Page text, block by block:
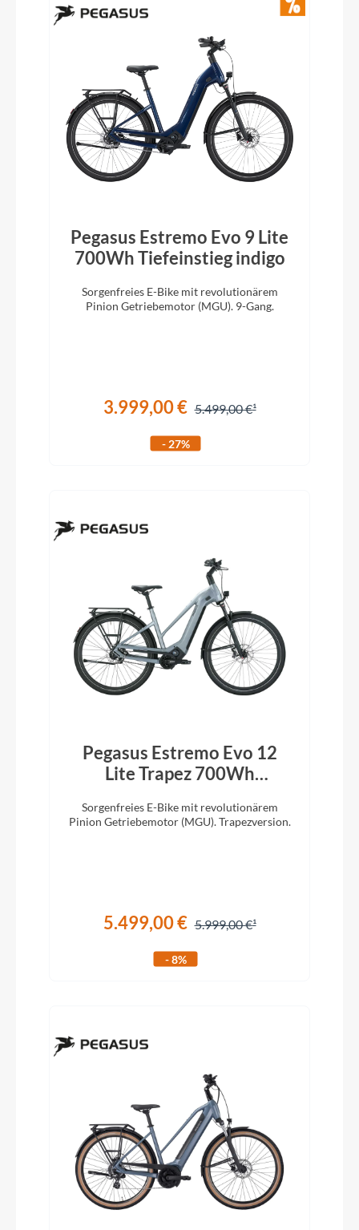
Pegasus Estremo Evo 9 Lite
700Wh Tiefeinstieg indigo
Sorgenfreies E-Bike mit revolutionärem
Pinion Getriebemotor (MGU). 9-Gang.
3.999,00 € 5.499,00 €
- 27%
Pegasus Estremo Evo 12
Lite Trapez 700Wh
Sorgenfreies E-Bike mit revolutionärem
Pinion Getriebemotor (MGU). Trapezversion.
5.499,00 € 5.999,00 €
- 8%